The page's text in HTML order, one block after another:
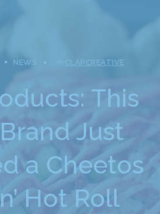
NEWS CLAPCREATIVE
This
Just
a Cheetos
Hot Roll